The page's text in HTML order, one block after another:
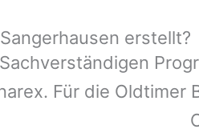
erstellt?
Für die